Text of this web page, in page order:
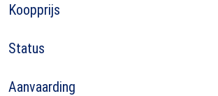
Koopprijs
Status
Aanvaarding